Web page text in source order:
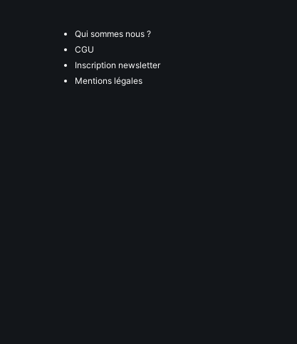
Qui sommes nous ?
CGU
Inscription newsletter
Mentions légales